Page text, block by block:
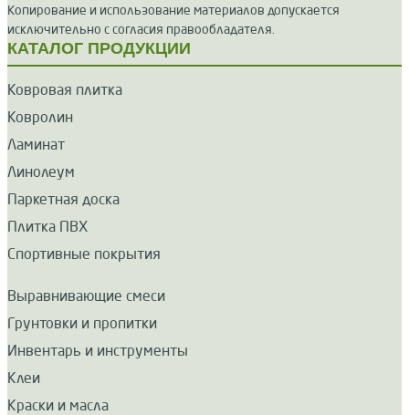
Копирование и использование материалов допускается
исключительно с согласия правообладателя.
КАТАЛОГ ПРОДУКЦИИ
Ковровая плитка
Ковролин
Ламинат
Линолеум
Паркетная доска
Плитка ПВХ
Спортивные покрытия
Выравнивающие смеси
Грунтовки и пропитки
Инвентарь и инструменты
Клеи
Краски и масла